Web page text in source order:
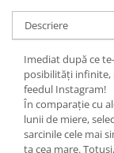
Descriere
Imediat după ce
posibilități infinite,
feedul Instagram!
În comparație cu
lunii de miere,
sarcinile cele mai
ta cea mare.